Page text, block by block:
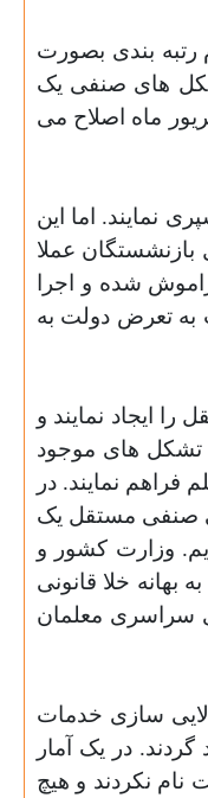
و بعد از آن مرحله دوم رتبه بندی بصورت
های صنفی یک
ماه اصلاح می
نمایند. اما این
عملا
شده و اجرا
به تعرض دولت به
ایجاد نمایند و
تشکل های موجود
نمایند. در
صنفی مستقل یک
وزارت کشور و
بهانه خلا قانونی
سراسری معلمان
سازی خدمات
در یک آمار
نام نکردند و هیچ